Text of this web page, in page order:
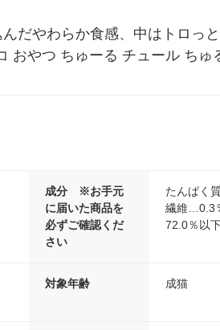
だやわらか食感、中はトロっ
おやつ ちゅーる チュール ちゅ
成分 ※お手元
に届いた商品を
必ずご確認くだ
さい
たんぱく
繊維…0.3
72.0％以
対象年齢 成猫